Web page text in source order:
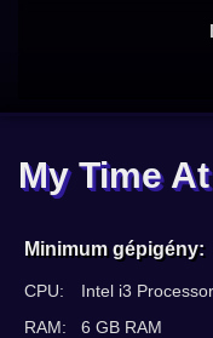
My Time
Minimum gépigény:
CPU:
Intel i3 Processor
RAM:
6 GB RAM